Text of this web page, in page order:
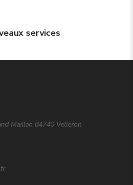
services
Maillan 84740 Velleron